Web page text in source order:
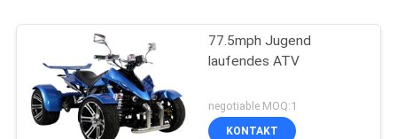
77.5mph Jugend
laufendes ATV
negotiable MOQ:1
KONTAKT